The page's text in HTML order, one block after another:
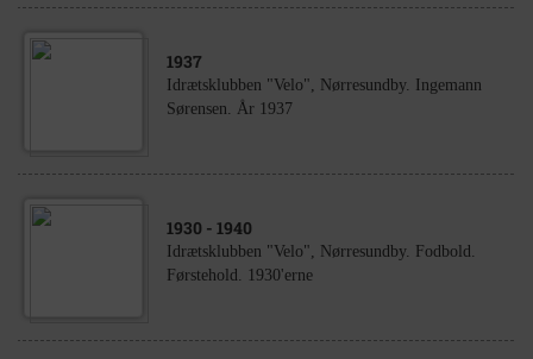
1937
Idrætsklubben "Velo", Nørresundby. Ingemann
Sørensen. År 1937
1930 - 1940
Idrætsklubben "Velo", Nørresundby. Fodbold.
Førstehold. 1930'erne